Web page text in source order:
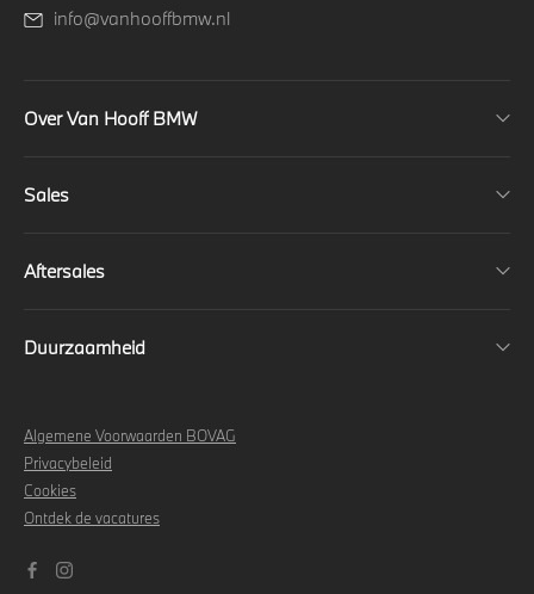
info@vanhooffbmw.nl
Over Van Hooff BMW
Sales
Aftersales
Duurzaamheid
Algemene Voorwaarden BOVAG
Privacybeleid
Cookies
Ontdek de vacatures